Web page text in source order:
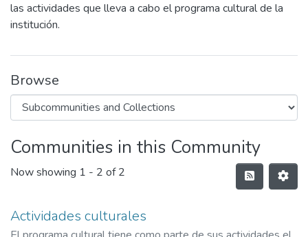
las actividades que lleva a cabo el programa cultural de la
institución.
Browse
Communities in this Community
Now showing 1 - 2 of 2
Actividades culturales